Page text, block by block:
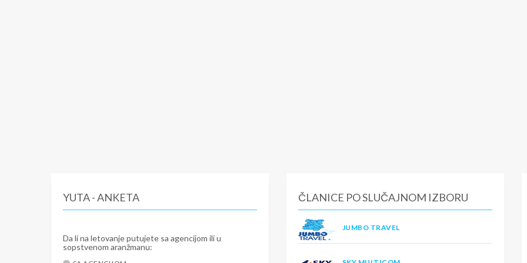
YUTA - ANKETA
Da li na letovanje putujete sa agencijom ili u
sopstvenom aranžmanu:
ČLANICE PO SLUČAJNOM IZBORU
JUMBO TRAVEL